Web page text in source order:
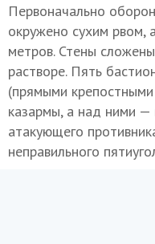
Первоначально
окружено сухим рвом,
метров. Стены
растворе. Пять
(прямыми крепостными
казармы, а над ними —
атакующего
неправильного